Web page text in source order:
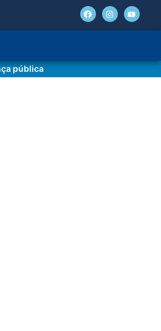
pública